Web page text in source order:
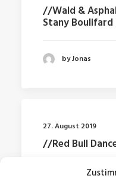
//Wald &
Stany
by Jonas
27. August 2019
//Red Bull